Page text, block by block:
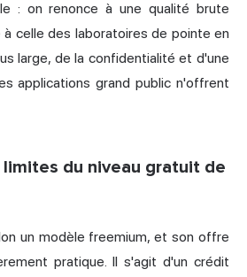
: on renonce à une qualité brute
celle des laboratoires de pointe en
large, de la confidentialité et d'une
applications grand public n'offrent
du niveau gratuit de
un modèle freemium, et son offre
pratique. Il s'agit d'un crédit